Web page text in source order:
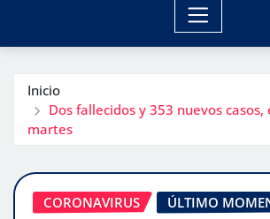
Inicio
Dos fallecidos y 353 nuevos casos,
martes
CORONAVIRUS ÚLTIMO